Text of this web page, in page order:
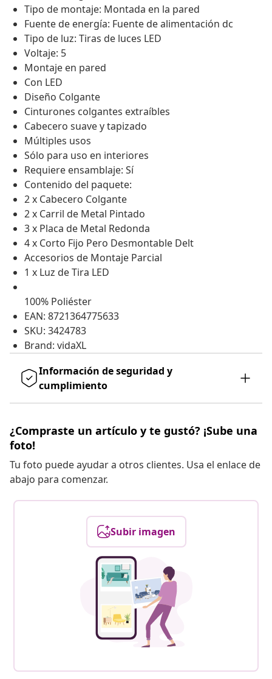
Tipo de montaje: Montada en la pared
Fuente de energía: Fuente de alimentación dc
Tipo de luz: Tiras de luces LED
Voltaje: 5
Montaje en pared
Con LED
Diseño Colgante
Cinturones colgantes extraíbles
Cabecero suave y tapizado
Múltiples usos
Sólo para uso en interiores
Requiere ensamblaje: Sí
Contenido del paquete:
2 x Cabecero Colgante
2 x Carril de Metal Pintado
3 x Placa de Metal Redonda
4 x Corto Fijo Pero Desmontable Delt
Accesorios de Montaje Parcial
1 x Luz de Tira LED
100% Poliéster
EAN: 8721364775633
SKU: 3424783
Brand: vidaXL
Información de seguridad y
cumplimiento
¿Compraste un artículo y te gustó? ¡Sube una
foto!
Tu foto puede ayudar a otros clientes. Usa el enlace de
abajo para comenzar.
Subir imagen